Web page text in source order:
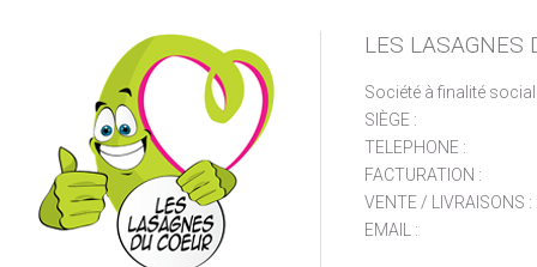
LES LASAGNES
Société à finalité
SIÈGE :
TELEPHONE :
FACTURATION :
VENTE / LIVRAISONS :
EMAIL :